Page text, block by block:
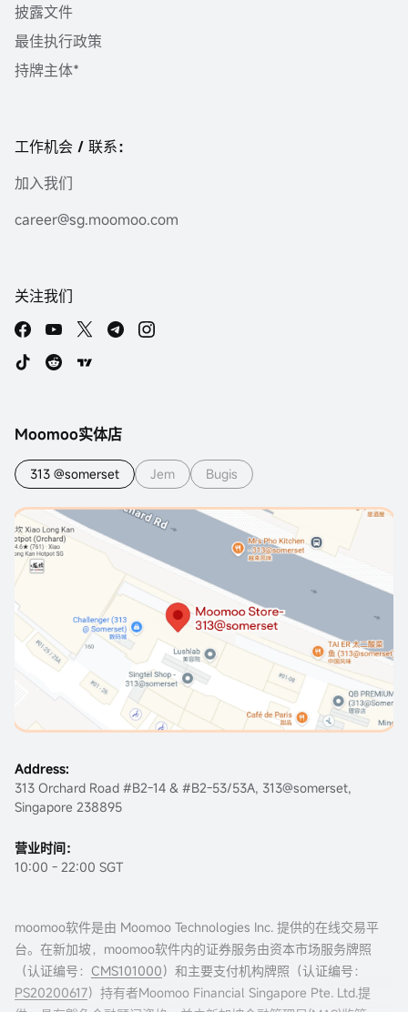
披露文件
最佳执行政策
持牌主体*
工作机会 / 联系：
加入我们
career@sg.moomoo.com
关注我们
Moomoo实体店
313 @somerset Jem Bugis
Address:
313 Orchard Road #B2-14 & #B2-53/53A, 313@somerset,
Singapore 238895
营业时间：
10:00 - 22:00 SGT
moomoo软件是由 Moomoo Technologies Inc. 提供的在线交易平
台。在新加坡，moomoo软件内的证券服务由资本市场服务牌照
（认证编号： CMS101000）和主要支付机构牌照（认证编号：
PS20200617）持有者Moomoo Financial Singapore Pte. Ltd.提